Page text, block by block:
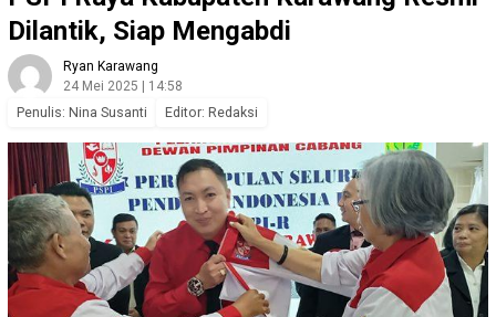
Dilantik, Siap Mengabdi
Ryan Karawang
24 Mei 2025 | 14:58
Penulis: Nina Susanti Editor: Redaksi